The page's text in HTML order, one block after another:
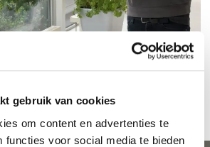
gebruik van cookies
om content en advertenties te
functies voor social media te bieden